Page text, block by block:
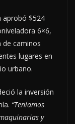
aprobó $524
6×6,
de caminos
lugares en
urbano.
la inversión
“Teníamos
y